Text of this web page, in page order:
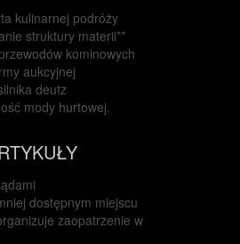
kulinarnej podróży
struktury materii**
kominowych
aukcyjnej
deutz
mody hurtowej.
dostępnym miejscu
zaopatrzenie w